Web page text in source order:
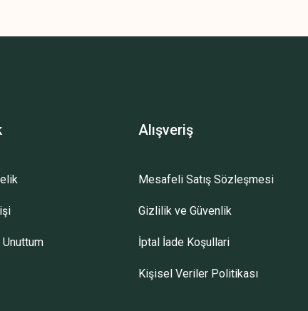
Alışveriş
Mesafeli Satış Sözleşmesi
Gizlilik ve Güvenlik
İptal İade Koşullari
Kişisel Veriler Politikası